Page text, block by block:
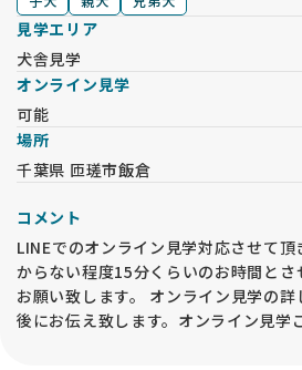
見学エリア
犬舎見学
オンライン見学
可能
場所
千葉県 匝瑳市飯倉
コメント
LINEでのオンライン見学対応させて
からない程度15分くらいのお時間とさ
お願い致します。 オンライン見学の
後にお伝え致します。オンライン見学